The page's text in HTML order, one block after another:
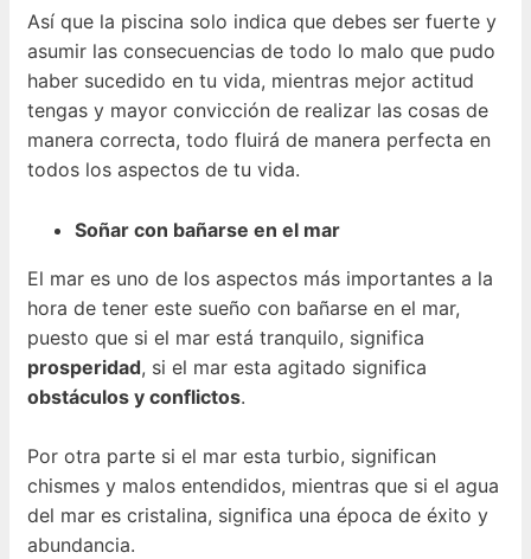
Así que la piscina solo indica que debes ser fuerte y
asumir las consecuencias de todo lo malo que pudo
haber sucedido en tu vida, mientras mejor actitud
tengas y mayor convicción de realizar las cosas de
manera correcta, todo fluirá de manera perfecta en
todos los aspectos de tu vida.
Soñar con bañarse en el mar
El mar es uno de los aspectos más importantes a la
hora de tener este sueño con bañarse en el mar,
puesto que si el mar está tranquilo, significa
prosperidad, si el mar esta agitado significa
obstáculos y conflictos.
Por otra parte si el mar esta turbio, significan
chismes y malos entendidos, mientras que si el agua
del mar es cristalina, significa una época de éxito y
abundancia.